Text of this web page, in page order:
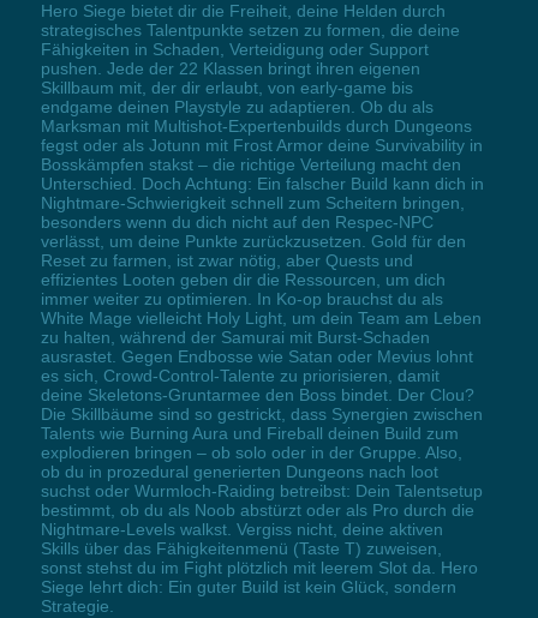
Hero Siege bietet dir die Freiheit, deine Helden durch
strategisches Talentpunkte setzen zu formen, die deine
Fähigkeiten in Schaden, Verteidigung oder Support
pushen. Jede der 22 Klassen bringt ihren eigenen
Skillbaum mit, der dir erlaubt, von early-game bis
endgame deinen Playstyle zu adaptieren. Ob du als
Marksman mit Multishot-Expertenbuilds durch Dungeons
fegst oder als Jotunn mit Frost Armor deine Survivability in
Bosskämpfen stakst – die richtige Verteilung macht den
Unterschied. Doch Achtung: Ein falscher Build kann dich in
Nightmare-Schwierigkeit schnell zum Scheitern bringen,
besonders wenn du dich nicht auf den Respec-NPC
verlässt, um deine Punkte zurückzusetzen. Gold für den
Reset zu farmen, ist zwar nötig, aber Quests und
effizientes Looten geben dir die Ressourcen, um dich
immer weiter zu optimieren. In Ko-op brauchst du als
White Mage vielleicht Holy Light, um dein Team am Leben
zu halten, während der Samurai mit Burst-Schaden
ausrastet. Gegen Endbosse wie Satan oder Mevius lohnt
es sich, Crowd-Control-Talente zu priorisieren, damit
deine Skeletons-Gruntarmee den Boss bindet. Der Clou?
Die Skillbäume sind so gestrickt, dass Synergien zwischen
Talents wie Burning Aura und Fireball deinen Build zum
explodieren bringen – ob solo oder in der Gruppe. Also,
ob du in prozedural generierten Dungeons nach loot
suchst oder Wurmloch-Raiding betreibst: Dein Talentsetup
bestimmt, ob du als Noob abstürzt oder als Pro durch die
Nightmare-Levels walkst. Vergiss nicht, deine aktiven
Skills über das Fähigkeitenmenü (Taste T) zuweisen,
sonst stehst du im Fight plötzlich mit leerem Slot da. Hero
Siege lehrt dich: Ein guter Build ist kein Glück, sondern
Strategie.